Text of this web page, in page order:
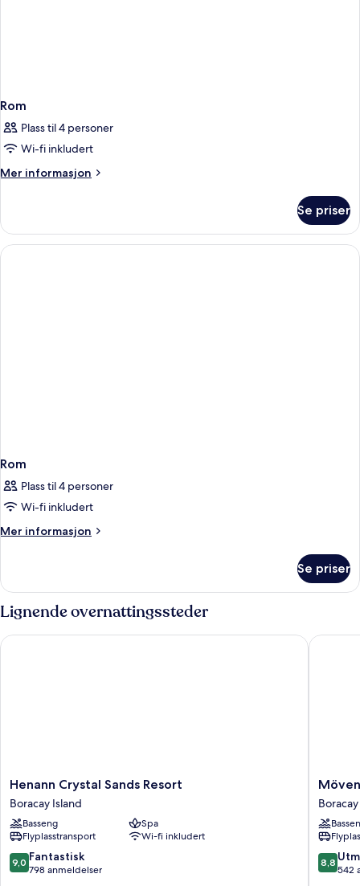
Rom
Plass til 4 personer
Wi-fi inkludert
Mer informasjon
Mer
Se priser
Rom
Plass til 4 personer
Wi-fi inkludert
Mer informasjon
Mer
Se priser
Lignende overnattingssteder
Henann
Crystal
Sands
Resort
Boracay
Island
Henann Crystal Sands Resort
Boracay Island
Basseng
Spa
Flyplasstransport
Wi-fi inkludert
9.0
av
9,0 Fantastisk
798 anmeldelser
Henann Crystal Sands Resort
Resort
&
Spa
Boracay
Boracay
Island
8.8
av
8,8
542